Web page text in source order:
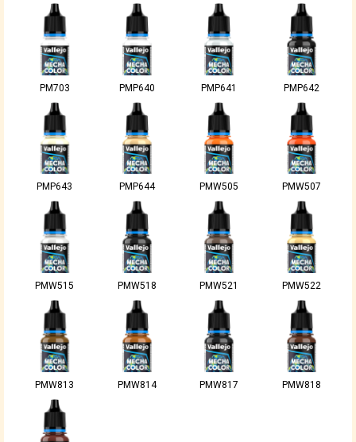
PM703 PMP640 PMP641 PMP642
PMP643 PMP644 PMW505 PMW507
PMW515 PMW518 PMW521 PMW522
PMW813 PMW814 PMW817 PMW818